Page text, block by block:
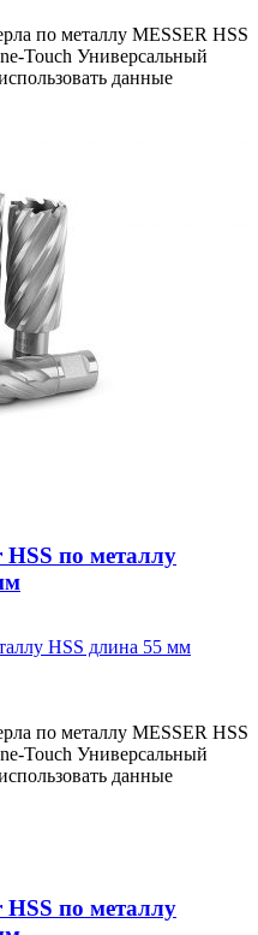
по металлу MESSER HSS
Touch Универсальный
данные
HSS по металлу
HSS длина 55 мм
по металлу MESSER HSS
Touch Универсальный
данные
HSS по металлу